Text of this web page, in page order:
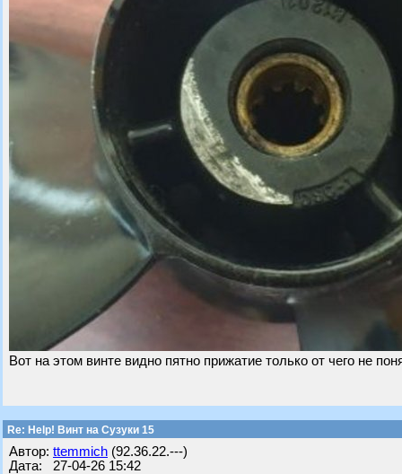
Вот на этом винте видно пятно прижатие только от чего не
Re: Help! Винт на Сузуки 15
Автор: ttemmich (92.36.22.---)
Дата: 27-04-26 15:42